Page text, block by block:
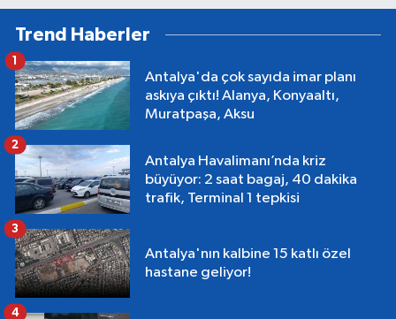
Trend Haberler
Antalya'da çok sayıda imar planı
askıya çıktı! Alanya, Konyaaltı,
Muratpaşa, Aksu
1
Antalya Havalimanı’nda kriz
büyüyor: 2 saat bagaj, 40 dakika
trafik, Terminal 1 tepkisi
2
Antalya'nın kalbine 15 katlı özel
hastane geliyor!
3
4